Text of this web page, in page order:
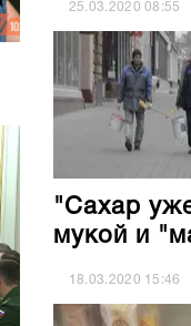
25.03.202008:55
"Сахар
мукой и
18.03.2020 15:46